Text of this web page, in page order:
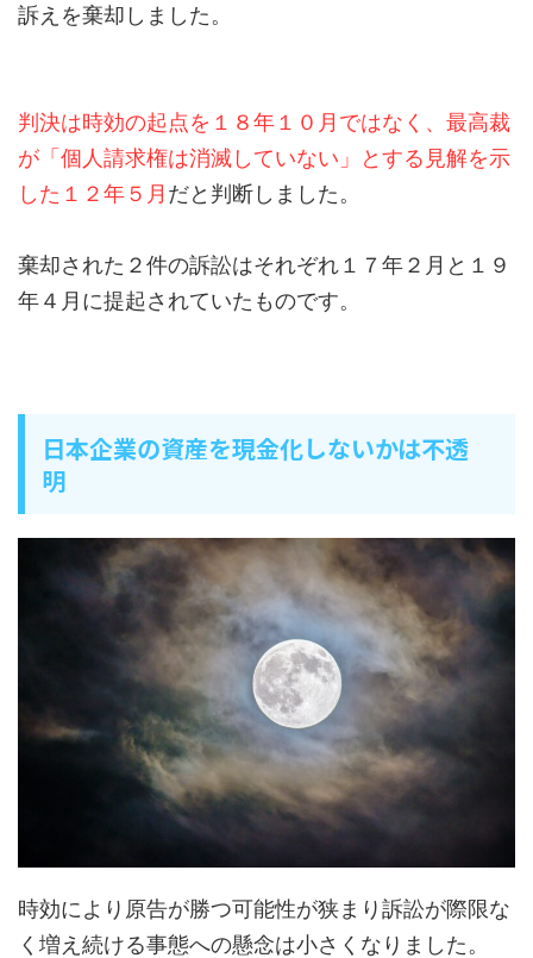
訴えを棄却しました。
判決は時効の起点を１８年１０月ではなく、最高裁
が「個人請求権は消滅していない」とする見解を示
した１２年５月 だと判断しました。
棄却された２件の訴訟はそれぞれ１７年２月と１９
年４月に提起されていたものです。
日本企業の資産を現金化しないかは不透
明
時効により原告が勝つ可能性が狭まり訴訟が際限な
く増え続ける事態への懸念は小さくなりました。